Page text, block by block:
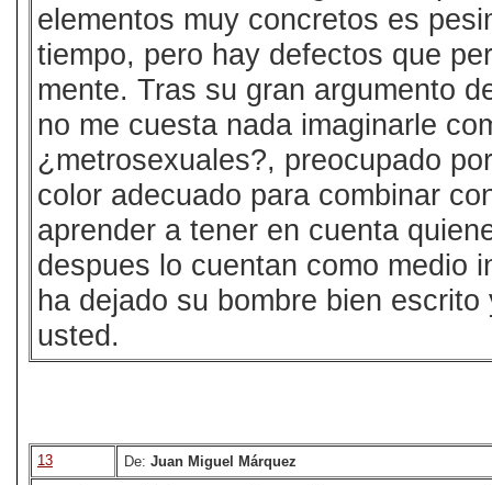
elementos muy concretos es
tiempo, pero hay defectos que
mente. Tras su gran argumento
no me cuesta nada imaginarle
¿metrosexuales?, preocupado
color adecuado para combinar
aprender a tener en cuenta
despues lo cuentan como medio
ha dejado su bombre bien
usted.
13 De: Juan Miguel Márquez